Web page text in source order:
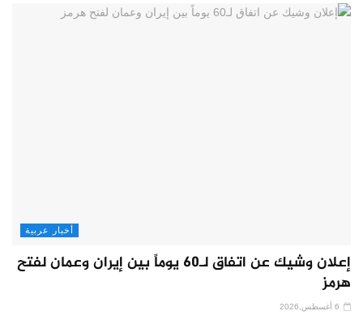
أخبار عربية
إعلان وشيك عن اتفاق لـ60 يوماً بين إيران وعمان لفتح
هرمز